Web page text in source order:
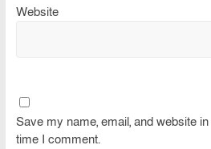
Website
Save my name, email, and website
time I comment.